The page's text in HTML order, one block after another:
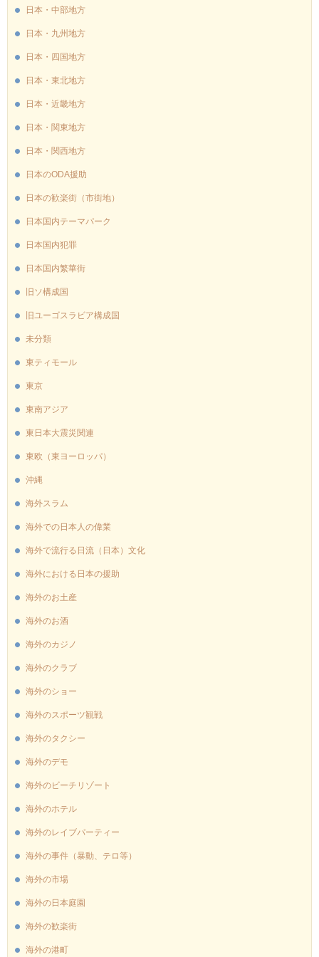
日本・中部地方
日本・九州地方
日本・四国地方
日本・東北地方
日本・近畿地方
日本・関東地方
日本・関西地方
日本のODA援助
日本の歓楽街（市街地）
日本国内テーマパーク
日本国内犯罪
日本国内繁華街
旧ソ構成国
旧ユーゴスラビア構成国
未分類
東ティモール
東京
東南アジア
東日本大震災関連
東欧（東ヨーロッパ）
沖縄
海外スラム
海外での日本人の偉業
海外で流行る日流（日本）文化
海外における日本の援助
海外のお土産
海外のお酒
海外のカジノ
海外のクラブ
海外のショー
海外のスポーツ観戦
海外のタクシー
海外のデモ
海外のビーチリゾート
海外のホテル
海外のレイブパーティー
海外の事件（暴動、テロ等）
海外の市場
海外の日本庭園
海外の歓楽街
海外の港町